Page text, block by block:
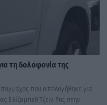
τη δολοφονία της
που απολογήθηκε για
Ελίζαμπεθ Τζέιν Ρος στην